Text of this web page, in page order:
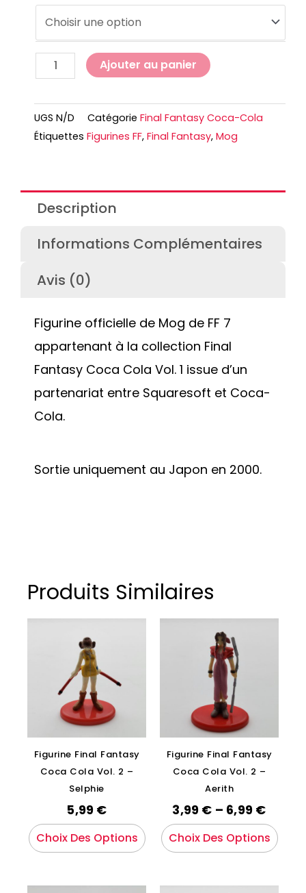
Ajouter au panier
UGS N/D Catégorie Final Fantasy Coca-Cola
Étiquettes Figurines FF, Final Fantasy, Mog
Description
Informations Complémentaires
Avis (0)
Figurine officielle de Mog de FF 7
appartenant à la collection Final
Fantasy Coca Cola Vol. 1 issue d’un
partenariat entre Squaresoft et Coca-
Cola.
Sortie uniquement au Japon en 2000.
Produits Similaires
Figurine Final Fantasy
Coca Cola Vol. 2 –
Selphie
5,99 €
Choix Des Options
Figurine Final Fantasy
Coca Cola Vol. 2 –
Aerith
3,99 € – 6,99 €
Choix Des Options